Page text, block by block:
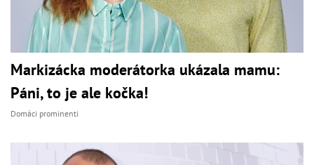
Markizácka moderátorka ukázala mamu:
Páni, to je ale kočka!
Domáci prominenti